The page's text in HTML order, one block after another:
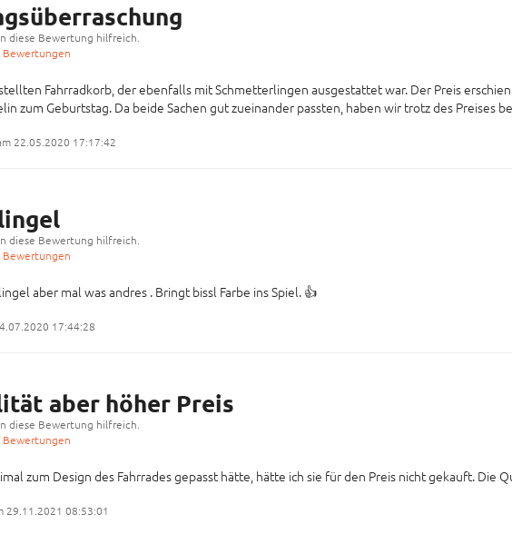
diese Bewertung hilfreich.
Bewertungen
Fahrradkorb, der ebenfalls mit Schmetterlingen ausgestattet war. Der Preis
zum Geburtstag. Da beide Sachen gut zueinander passten, haben wir trotz des Preises
22.05.2020 17:17:42
diese Bewertung hilfreich.
Bewertungen
aber mal was andres . Bringt bissl Farbe ins Spiel. 👍
17:44:28
aber höher Preis
diese Bewertung hilfreich.
Bewertungen
zum Design des Fahrrades gepasst hätte, hätte ich sie für den Preis nicht gekauft. Die
29.11.2021 08:53:01